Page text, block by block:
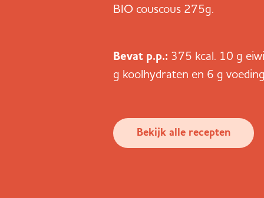
BIO couscous 275g.
Bevat p.p.: 375 kcal. 10 g
g koolhydraten en 6 g
Bekijk alle recepten